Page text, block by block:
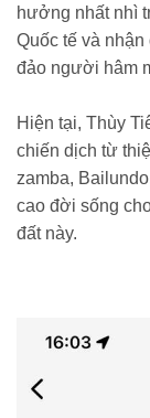
hưởng nhất nhì
Quốc tế và
đảo người hâm
Hiện tại, Thùy
chiến dịch từ
zamba,
cao đời sống
đất này.